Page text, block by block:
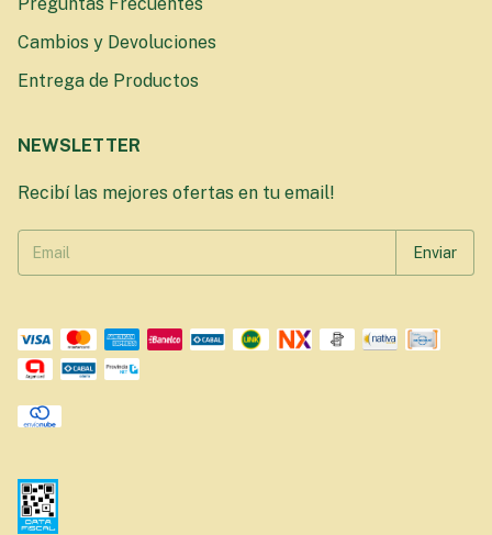
Cambios y Devoluciones
Entrega de Productos
NEWSLETTER
Recibí las mejores ofertas en tu email!